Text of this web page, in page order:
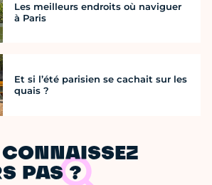
Les meilleurs endroits où naviguer
à Paris
Et si l’été parisien se cachait sur les
quais ?
PAS ?